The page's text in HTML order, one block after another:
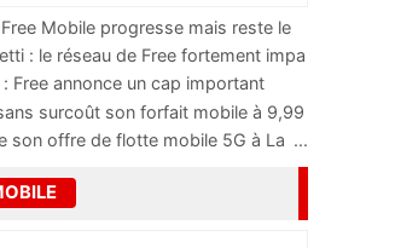
Mobile progresse mais reste le
...
: le réseau de Free fortement impa
Free annonce un cap important
...
surcoût son forfait mobile à 9,99
son offre de flotte mobile 5G à La ...